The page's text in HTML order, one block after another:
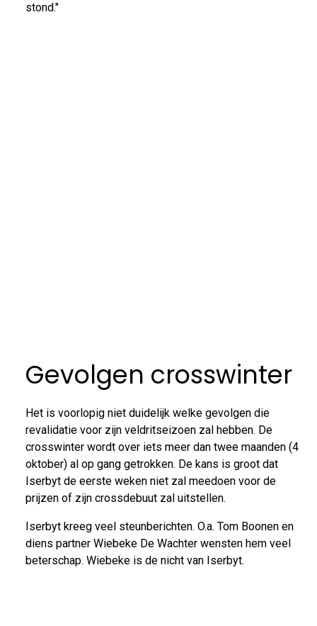
stond."
Gevolgen crosswinter
Het is voorlopig niet duidelijk welke gevolgen die
revalidatie voor zijn veldritseizoen zal hebben. De
crosswinter wordt over iets meer dan twee maanden (4
oktober) al op gang getrokken. De kans is groot dat
Iserbyt de eerste weken niet zal meedoen voor de
prijzen of zijn crossdebuut zal uitstellen.
Iserbyt kreeg veel steunberichten. O.a. Tom Boonen en
diens partner Wiebeke De Wachter wensten hem veel
beterschap. Wiebeke is de nicht van Iserbyt.